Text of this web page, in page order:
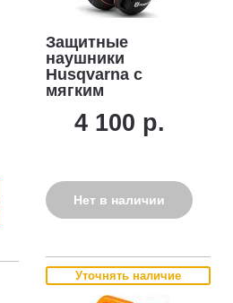
Защитные
наушники
Husqvarna с
мягким
4 100 р.
Нет в наличии
Уточнять наличие